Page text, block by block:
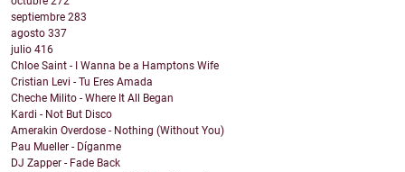
septiembre 283
agosto 337
julio 416
Chloe Saint - I Wanna be a Hamptons Wife
Cristian Levi - Tu Eres Amada
Cheche Milito - Where It All Began
Kardi - Not But Disco
Amerakin Overdose - Nothing (Without You)
Pau Mueller - Díganme
DJ Zapper - Fade Back